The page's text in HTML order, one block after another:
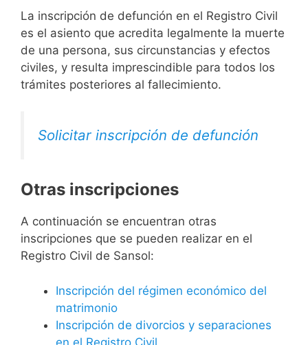
La inscripción de defunción en el Registro Civil
es el asiento que acredita legalmente la muerte
de una persona, sus circunstancias y efectos
civiles, y resulta imprescindible para todos los
trámites posteriores al fallecimiento.
Solicitar inscripción de defunción
Otras inscripciones
A continuación se encuentran otras
inscripciones que se pueden realizar en el
Registro Civil de Sansol:
Inscripción del régimen económico del
matrimonio
Inscripción de divorcios y separaciones
en el Registro Civil